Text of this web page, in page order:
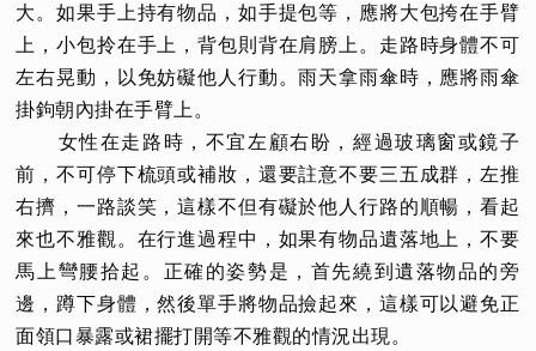
大。如果手上持有物品，如手提包等，應將大包挎在手臂
上，小包拎在手上，背包則背在肩膀上。走路時身體不可
左右晃動，以免妨礙他人行動。雨天拿雨傘時，應將雨傘
掛鉤朝內掛在手臂上。
女性在走路時，不宜左顧右盼，經過玻璃窗或鏡子
前，不可停下梳頭或補妝，還要註意不要三五成群，左推
右擠，一路談笑，這樣不但有礙於他人行路的順暢，看起
來也不雅觀。在行進過程中，如果有物品遺落地上，不要
馬上彎腰拾起。正確的姿勢是，首先繞到遺落物品的旁
邊，蹲下身體，然後單手將物品撿起來，這樣可以避免正
面領口暴露或裙擺打開等不雅觀的情況出現。